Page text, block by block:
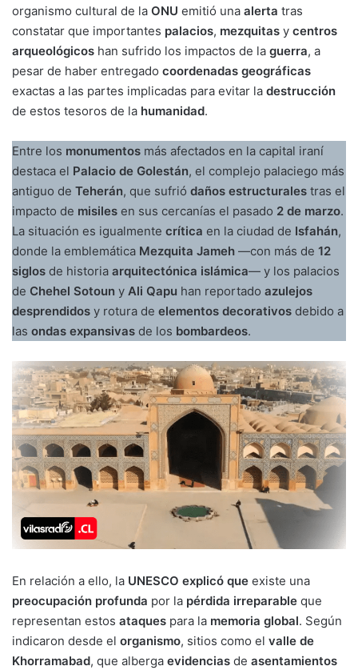
organismo cultural de la ONU emitió una alerta tras
constatar que importantes palacios, mezquitas y centros
arqueológicos han sufrido los impactos de la guerra, a
pesar de haber entregado coordenadas geográficas
exactas a las partes implicadas para evitar la destrucción
de estos tesoros de la humanidad.
Entre los monumentos más afectados en la capital iraní
destaca el Palacio de Golestán, el complejo palaciego más
antiguo de Teherán, que sufrió daños estructurales tras el
impacto de misiles en sus cercanías el pasado 2 de marzo.
La situación es igualmente crítica en la ciudad de Isfahán,
donde la emblemática Mezquita Jameh —con más de 12
siglos de historia arquitectónica islámica— y los palacios
de Chehel Sotoun y Ali Qapu han reportado azulejos
desprendidos y rotura de elementos decorativos debido a
las ondas expansivas de los bombardeos.
En relación a ello, la UNESCO explicó que existe una
preocupación profunda por la pérdida irreparable que
representan estos ataques para la memoria global. Según
indicaron desde el organismo, sitios como el valle de
Khorramabad, que alberga evidencias de asentamientos